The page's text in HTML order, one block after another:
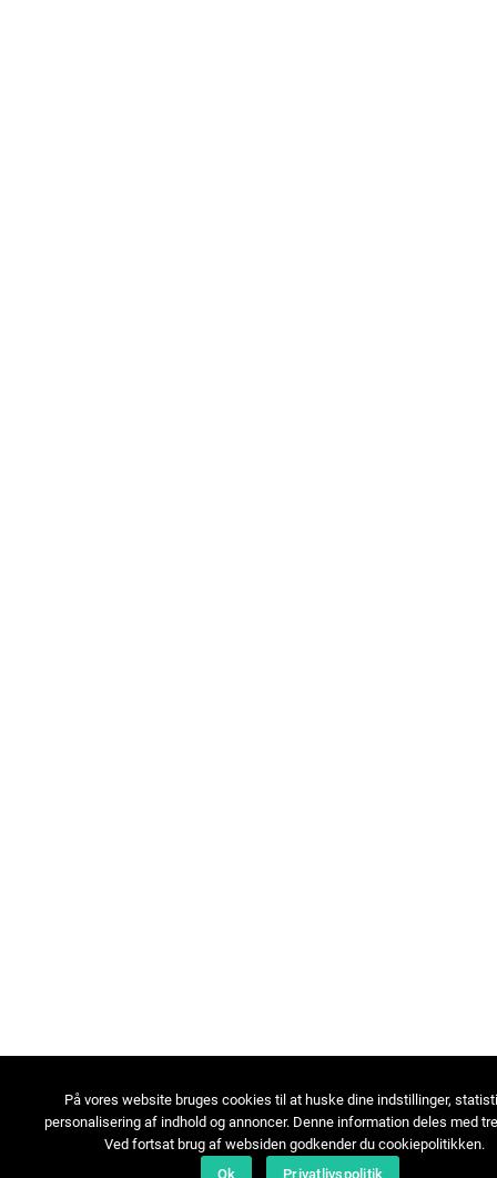
På vores website bruges cookies til at huske dine indstillinger,
personalisering af indhold og annoncer. Denne information deles med
Ved fortsat brug af websiden godkender du cookiepolitikken.
Ok
Privatlivspolitik